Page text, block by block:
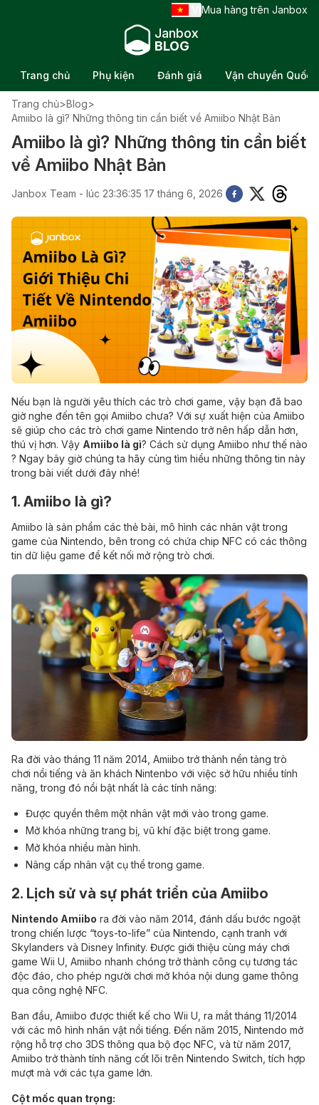
Mua hàng trên Janbox
Janbox
BLOG
Trang chủ Phụ kiện Đánh giá Vận chuyển Quốc
Trang chủ>Blog>
Amiibo là gì? Những thông tin cần biết về Amiibo Nhật Bản
Amiibo là gì? Những thông tin cần biết
về Amiibo Nhật Bản
Janbox Team - lúc 23:36:35 17 tháng 6, 2026
Nếu bạn là người yêu thích các trò chơi game, vậy bạn đã bao
giờ nghe đến tên gọi Amiibo chưa? Với sự xuất hiện của Amiibo
sẽ giúp cho các trò chơi game Nintendo trở nên hấp dẫn hơn,
thú vị hơn. Vậy Amiibo là gì? Cách sử dụng Amiibo như thế nào
? Ngay bây giờ chúng ta hãy cùng tìm hiểu những thông tin này
trong bài viết dưới đây nhé!
1. Amiibo là gì?
Amiibo là sản phẩm các thẻ bài, mô hình các nhân vật trong
game của Nintendo, bên trong có chứa chip NFC có các thông
tin dữ liệu game để kết nối mở rộng trò chơi.
Ra đời vào tháng 11 năm 2014, Amiibo trở thành nền tảng trò
chơi nổi tiếng và ăn khách Nintenbo với việc sở hữu nhiều tính
năng, trong đó nổi bật nhất là các tính năng:
Được quyền thêm một nhân vật mới vào trong game.
Mở khóa những trang bị, vũ khí đặc biệt trong game.
Mở khóa nhiều màn hình.
Nâng cấp nhân vật cụ thể trong game.
2. Lịch sử và sự phát triển của Amiibo
Nintendo Amiibo ra đời vào năm 2014, đánh dấu bước ngoặt
trong chiến lược “toys-to-life” của Nintendo, cạnh tranh với
Skylanders và Disney Infinity. Được giới thiệu cùng máy chơi
game Wii U, Amiibo nhanh chóng trở thành công cụ tương tác
độc đáo, cho phép người chơi mở khóa nội dung game thông
qua công nghệ NFC.
Ban đầu, Amiibo được thiết kế cho Wii U, ra mắt tháng 11/2014
với các mô hình nhân vật nổi tiếng. Đến năm 2015, Nintendo mở
rộng hỗ trợ cho 3DS thông qua bộ đọc NFC, và từ năm 2017,
Amiibo trở thành tính năng cốt lõi trên Nintendo Switch, tích hợp
mượt mà với các tựa game lớn.
Cột mốc quan trọng: